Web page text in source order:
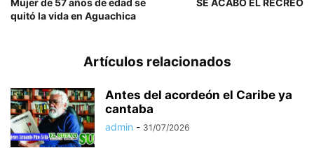
Mujer de 57 años de edad se
quitó la vida en Aguachica
SE ACABÓ EL RECREO
Artículos relacionados
Antes del acordeón el Caribe ya
cantaba
admin - 31/07/2026